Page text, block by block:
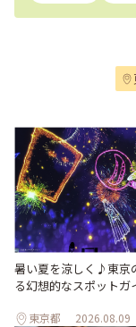
暑い夏を涼しく♪東京
る幻想的なスポットガ
東京都 2026.08.09